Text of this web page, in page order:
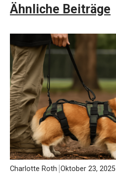
Ähnliche Beiträge
Charlotte Roth Oktober 23, 2025